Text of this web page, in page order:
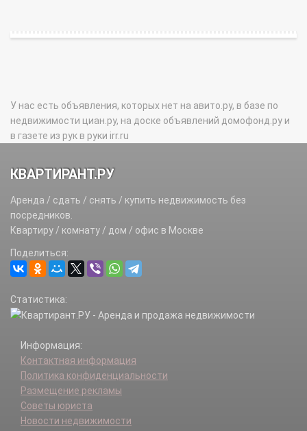
У нас есть объявления, которых нет на авито.ру, в базе по
недвижимости циан.ру, на доске объявлений домофонд.ру и
в газете из рук в руки irr.ru
КВАРТИРАНТ.РУ
Аренда / сдать / снять / купить недвижимость без
посредников.
Квартиру / комнату / дом / офис в Москве
Поделиться:
Статистика:
Информация:
Контактная информация
Политика конфиденциальности
Размещение рекламы
Советы юриста
Новости недвижимости